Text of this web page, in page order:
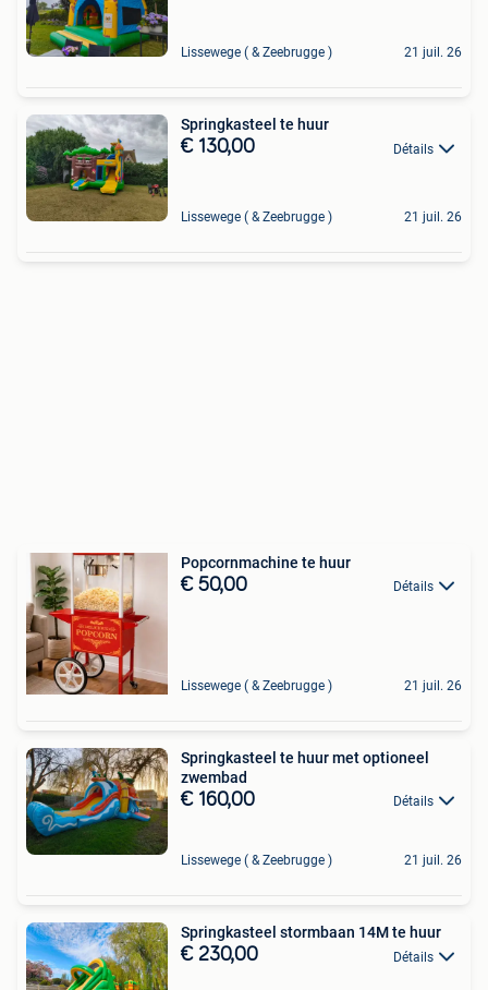
Lissewege ( & Zeebrugge ) 21 juil. 26
Springkasteel te huur
€ 130,00 Détails
Lissewege ( & Zeebrugge ) 21 juil. 26
Popcornmachine te huur
€ 50,00 Détails
Lissewege ( & Zeebrugge ) 21 juil. 26
Springkasteel te huur met optioneel
zwembad
€ 160,00 Détails
Lissewege ( & Zeebrugge ) 21 juil. 26
Springkasteel stormbaan 14M te huur
€ 230,00 Détails